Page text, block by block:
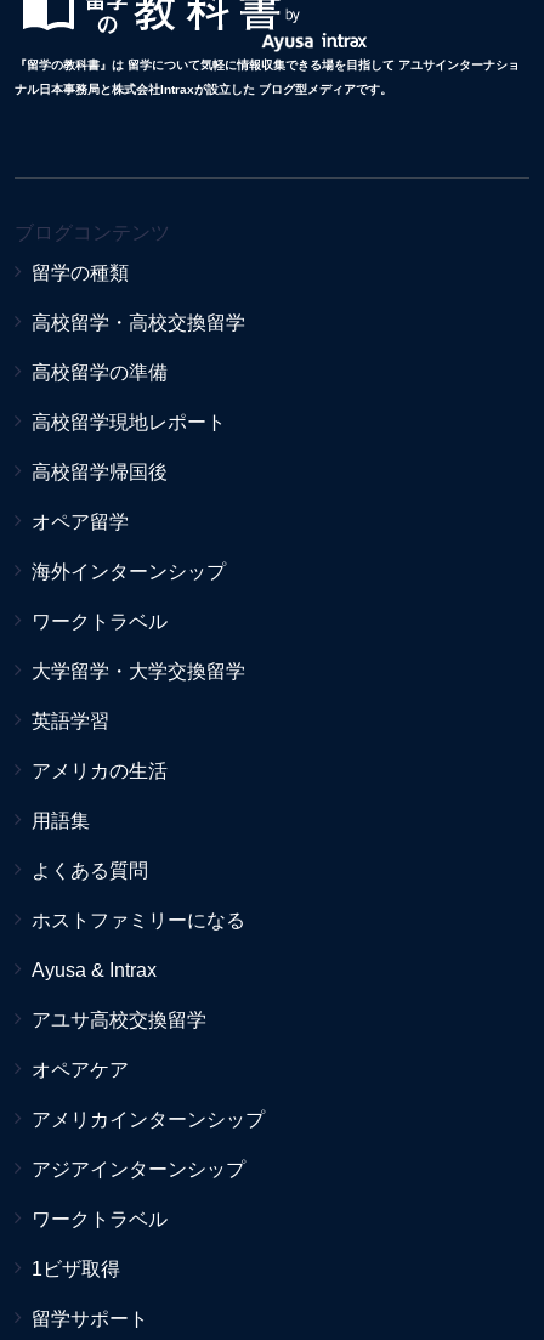
『留学の教科書』は 留学について気軽に情報収集できる場を目指して アユサインターナショ
ナル日本事務局と株式会社Intraxが設立した ブログ型メディアです。
ブログコンテンツ
留学の種類
高校留学・高校交換留学
高校留学の準備
高校留学現地レポート
高校留学帰国後
オペア留学
海外インターンシップ
ワークトラベル
大学留学・大学交換留学
英語学習
アメリカの生活
用語集
よくある質問
ホストファミリーになる
Ayusa & Intrax
アユサ高校交換留学
オペアケア
アメリカインターンシップ
アジアインターンシップ
ワークトラベル
1ビザ取得
留学サポート